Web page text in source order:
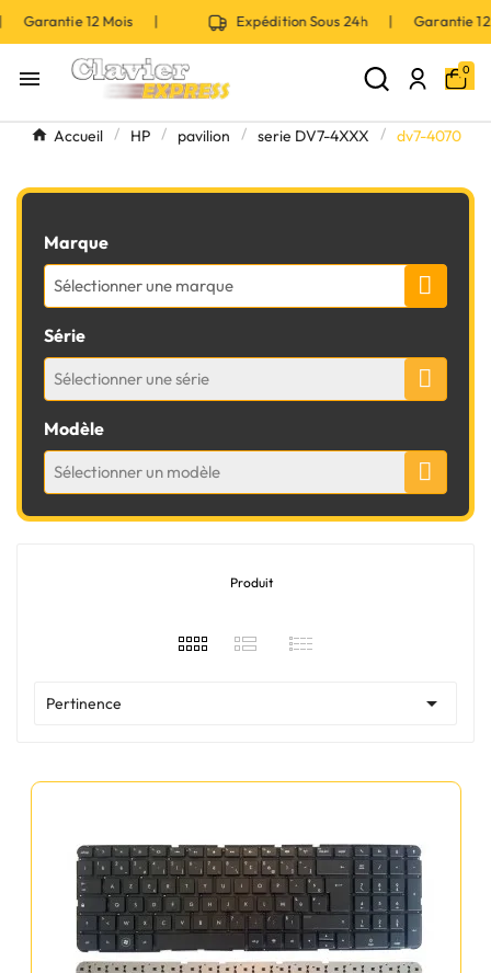
Garantie 12 Mois | Expédition Sous 24h | Garantie
 0
Accueil HP pavilion serie DV7-4XXX dv7-4070
Marque
Sélectionner une marque
Série
Sélectionner une série
Modèle
Sélectionner un modèle
Produit
Pertinence 